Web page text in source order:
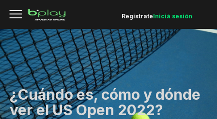
RegistrateIniciá sesión
¿Cuándo es, cómo y dónde
ver el US Open 2022?